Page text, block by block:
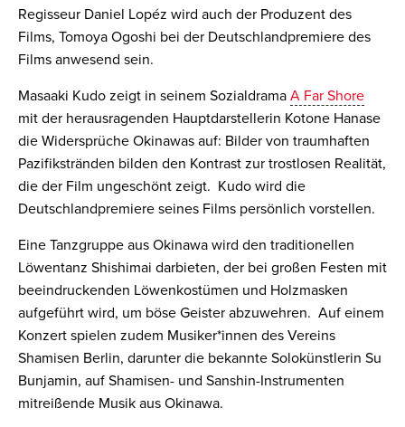
Regisseur Daniel Lopéz wird auch der Produzent des
Films, Tomoya Ogoshi bei der Deutschlandpremiere des
Films anwesend sein.
Masaaki Kudo zeigt in seinem Sozialdrama A Far Shore
mit der herausragenden Hauptdarstellerin Kotone Hanase
die Widersprüche Okinawas auf: Bilder von traumhaften
Pazifikstränden bilden den Kontrast zur trostlosen Realität,
die der Film ungeschönt zeigt. Kudo wird die
Deutschlandpremiere seines Films persönlich vorstellen.
Eine Tanzgruppe aus Okinawa wird den traditionellen
Löwentanz Shishimai darbieten, der bei großen Festen mit
beeindruckenden Löwenkostümen und Holzmasken
aufgeführt wird, um böse Geister abzuwehren. Auf einem
Konzert spielen zudem Musiker*innen des Vereins
Shamisen Berlin, darunter die bekannte Solokünstlerin Su
Bunjamin, auf Shamisen- und Sanshin-Instrumenten
mitreißende Musik aus Okinawa.